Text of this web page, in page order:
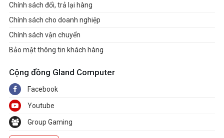
Chính sách đổi, trả lại hàng
Chính sách cho doanh nghiệp
Chính sách vận chuyển
Bảo mật thông tin khách hàng
Cộng đồng Gland Computer
Facebook
Youtube
Group Gaming